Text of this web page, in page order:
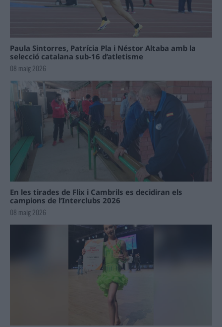
Paula Sintorres, Patrícia Pla i Néstor Altaba amb la
selecció catalana sub-16 d’atletisme
08 maig 2026
En les tirades de Flix i Cambrils es decidiran els
campions de l’Interclubs 2026
08 maig 2026